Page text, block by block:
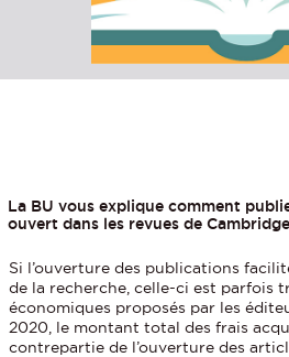
La BU vous explique comment
ouvert dans les revues de
Si l’ouverture des publications
de la recherche, celle-ci est parfois
économiques proposés par les
2020, le montant total des frais
contrepartie de l’ouverture des